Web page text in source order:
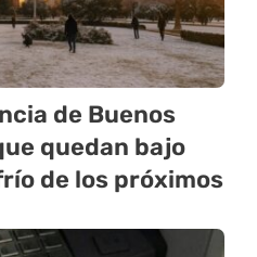
de Buenos
quedan bajo
de los próximos